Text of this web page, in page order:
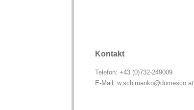
Kontakt
Telefon: +43 (0)732-249009
E-Mail: w.schimanko@domesco.at